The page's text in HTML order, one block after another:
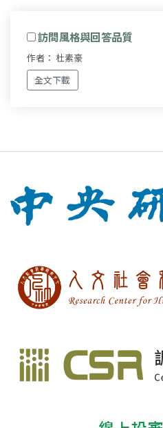
訪問風格與回答品質
作者： 杜素豪
全文下載